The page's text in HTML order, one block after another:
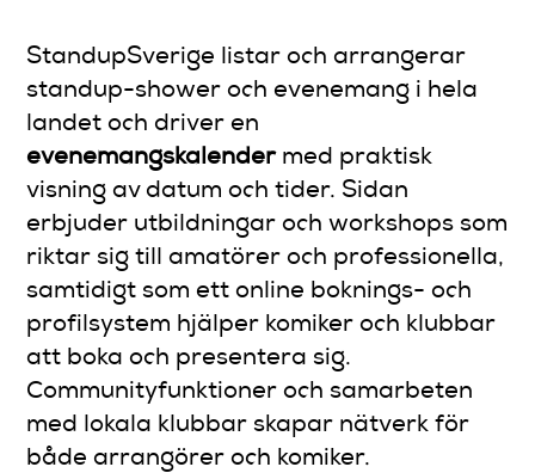
StandupSverige listar och arrangerar
standup-shower och evenemang i hela
landet och driver en
evenemangskalendermed praktisk
visning av datum och tider. Sidan
erbjuder utbildningar och workshops som
riktar sig till amatörer och professionella,
samtidigt som ett online boknings- och
profilsystem hjälper komiker och klubbar
att boka och presentera sig.
Communityfunktioner och samarbeten
med lokala klubbar skapar nätverk för
både arrangörer och komiker.